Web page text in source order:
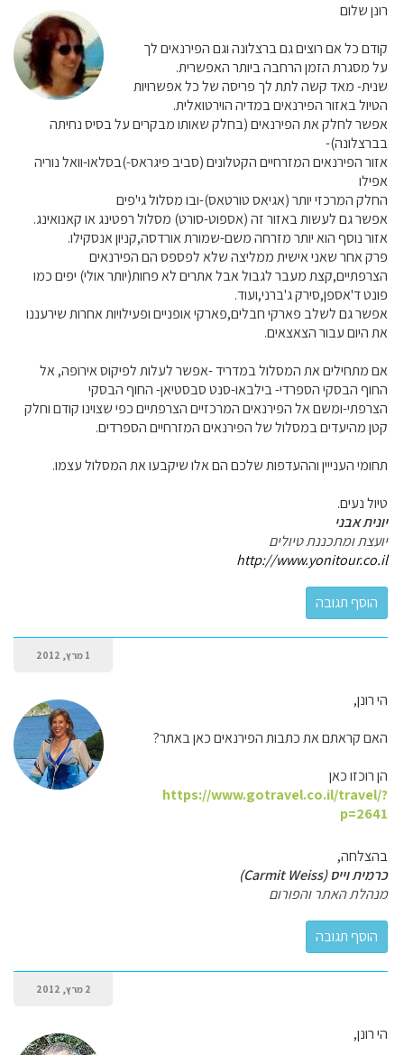
רונן שלום
קודם כל אם רוצים גם ברצלונה וגם הפירנאים לך
על מסגרת הזמן הרחבה ביותר האפשרית.
שנית- מאד קשה לתת לך פריסה של כל אפשרויות
הטיול באזור הפירנאים במדיה הוירטואלית.
אפשר לחלק את הפירנאים (בחלק שאותו מבקרים על בסיס נחיתה
בברצלונה)-
אזור הפירנאים המזרחיים הקטלונים (סביב פיגראס-)בסלאו-וואל נוריה
אפילו
החלק המרכזי יותר (אגיאס טורטאס)-ובו מסלול גי'פים
אפשר גם לעשות באזור זה (אספוט-סורט) מסלול רפטינג או קאנואינג.
אזור נוסף הוא יותר מזרחה משם-שמורת אורדסה,קניון אנסקילו.
פרק אחר שאני אישית ממליצה שלא לפספס הם הפירנאים
הצרפתיים,קצת מעבר לגבול אבל אתרים לא פחות(יותר אולי) יפים כמו
פונט ד'אספן,סירק ג'ברני,ועוד.
אפשר גם לשלב פארקי חבלים,פארקי אופניים ופעילויות אחרות שירעננו
את היום עבור הצאצאים.
אם מתחילים את המסלול במדריד -אפשר לעלות לפיקוס אירופה, אל
החוף הבסקי הספרדי- בילבאו-סנט סבסטיאן- החוף הבסקי
הצרפתי-ומשם אל הפירנאים המרכזיים הצרפתיים כפי שצוינו קודם וחלק
קטן מהיעדים במסלול של הפירנאים המזרחיים הספרדים.
תחומי הענייין וההעדפות שלכם הם אלו שיקבעו את המסלול עצמו.
טיול נעים.
יונית אבני
יועצת ומתכננת טיולים
http://www.yonitour.co.il
1 מרץ, 2012
הי רונן,
האם קראתם את כתבות הפירנאים כאן באתר?
הן רוכזו כאן
https://www.gotravel.co.il/travel/?
p=2641
בהצלחה,
כרמית וייס (Carmit Weiss)
מנהלת האתר והפורום
2 מרץ, 2012
הי רונן,